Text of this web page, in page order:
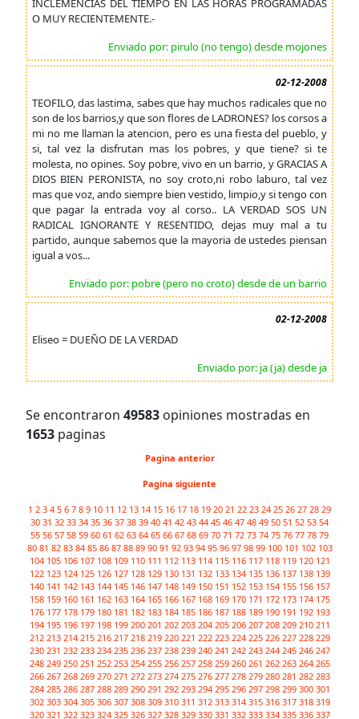
INCLEMENCIAS DEL TIEMPO EN LAS HORAS PROGRAMADAS
O MUY RECIENTEMENTE.-
Enviado por: pirulo (no tengo) desde mojones
02-12-2008
TEOFILO, das lastima, sabes que hay muchos radicales que no
son de los barrios,y que son flores de LADRONES? los corsos a
mi no me llaman la atencion, pero es una fiesta del pueblo, y
si, tal vez la disfrutan mas los pobres, y que tiene? si te
molesta, no opines. Soy pobre, vivo en un barrio, y GRACIAS A
DIOS BIEN PERONISTA, no soy croto,ni robo laburo, tal vez
mas que voz, ando siempre bien vestido, limpio,y si tengo con
que pagar la entrada voy al corso.. LA VERDAD SOS UN
RADICAL IGNORANTE Y RESENTIDO, dejas muy mal a tu
partido, aunque sabemos que la mayoria de ustedes piensan
igual a vos...
Enviado por: pobre (pero no croto) desde de un barrio
02-12-2008
Eliseo = DUEÑO DE LA VERDAD
Enviado por: ja (ja) desde ja
Se encontraron 49583 opiniones mostradas en
1653 paginas
Pagina anterior
Pagina siguiente
1 2 3 4 5 6 7 8 9 10 11 12 13 14 15 16 17 18 19 20 21 22 23 24 25 26 27 28 29
30 31 32 33 34 35 36 37 38 39 40 41 42 43 44 45 46 47 48 49 50 51 52 53 54
55 56 57 58 59 60 61 62 63 64 65 66 67 68 69 70 71 72 73 74 75 76 77 78 79
80 81 82 83 84 85 86 87 88 89 90 91 92 93 94 95 96 97 98 99 100 101 102 103
104 105 106 107 108 109 110 111 112 113 114 115 116 117 118 119 120 121
122 123 124 125 126 127 128 129 130 131 132 133 134 135 136 137 138 139
140 141 142 143 144 145 146 147 148 149 150 151 152 153 154 155 156 157
158 159 160 161 162 163 164 165 166 167 168 169 170 171 172 173 174 175
176 177 178 179 180 181 182 183 184 185 186 187 188 189 190 191 192 193
194 195 196 197 198 199 200 201 202 203 204 205 206 207 208 209 210 211
212 213 214 215 216 217 218 219 220 221 222 223 224 225 226 227 228 229
230 231 232 233 234 235 236 237 238 239 240 241 242 243 244 245 246 247
248 249 250 251 252 253 254 255 256 257 258 259 260 261 262 263 264 265
266 267 268 269 270 271 272 273 274 275 276 277 278 279 280 281 282 283
284 285 286 287 288 289 290 291 292 293 294 295 296 297 298 299 300 301
302 303 304 305 306 307 308 309 310 311 312 313 314 315 316 317 318 319
320 321 322 323 324 325 326 327 328 329 330 331 332 333 334 335 336 337